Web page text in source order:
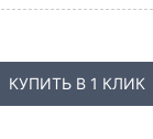
КУПИТЬ В 1 КЛИК